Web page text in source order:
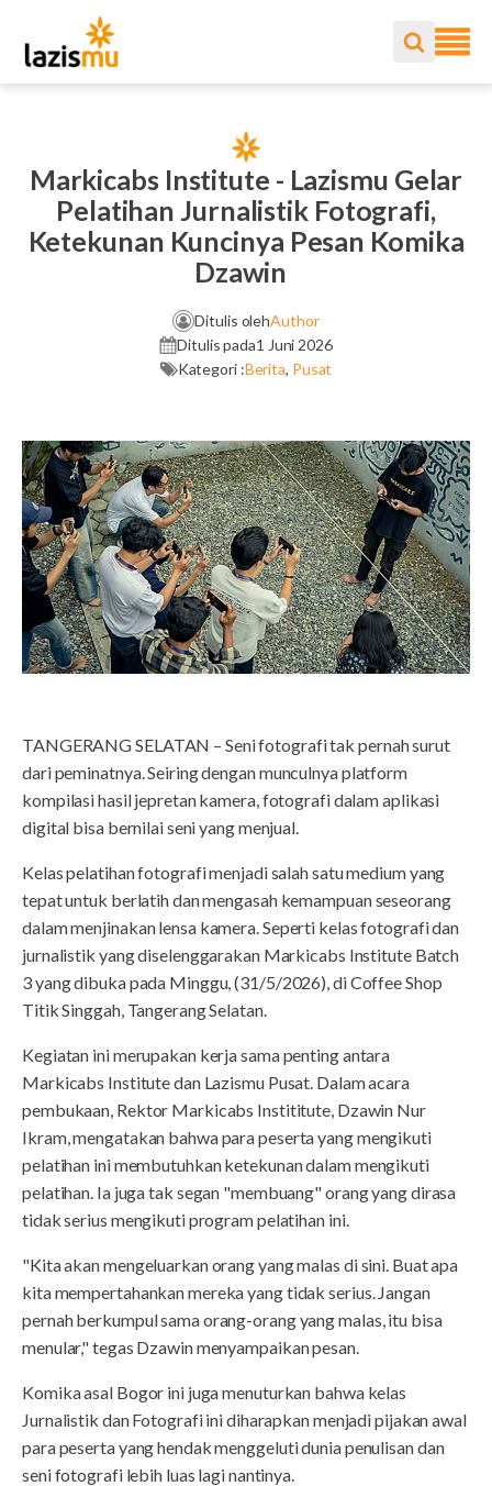
Markicabs Institute - Lazismu Gelar
Pelatihan Jurnalistik Fotografi,
Ketekunan Kuncinya Pesan Komika
Dzawin
Ditulis olehAuthor
Ditulis pada1 Juni 2026
Kategori :Berita, Pusat
TANGERANG SELATAN – Seni fotografi tak pernah surut
dari peminatnya. Seiring dengan munculnya platform
kompilasi hasil jepretan kamera, fotografi dalam aplikasi
digital bisa bernilai seni yang menjual.
Kelas pelatihan fotografi menjadi salah satu medium yang
tepat untuk berlatih dan mengasah kemampuan seseorang
dalam menjinakan lensa kamera. Seperti kelas fotografi dan
jurnalistik yang diselenggarakan Markicabs Institute Batch
3 yang dibuka pada Minggu, (31/5/2026), di Coffee Shop
Titik Singgah, Tangerang Selatan.
Kegiatan ini merupakan kerja sama penting antara
Markicabs Institute dan Lazismu Pusat. Dalam acara
pembukaan, Rektor Markicabs Instititute, Dzawin Nur
Ikram, mengatakan bahwa para peserta yang mengikuti
pelatihan ini membutuhkan ketekunan dalam mengikuti
pelatihan. Ia juga tak segan "membuang" orang yang dirasa
tidak serius mengikuti program pelatihan ini.
"Kita akan mengeluarkan orang yang malas di sini. Buat apa
kita mempertahankan mereka yang tidak serius. Jangan
pernah berkumpul sama orang-orang yang malas, itu bisa
menular," tegas Dzawin menyampaikan pesan.
Komika asal Bogor ini juga menuturkan bahwa kelas
Jurnalistik dan Fotografi ini diharapkan menjadi pijakan awal
para peserta yang hendak menggeluti dunia penulisan dan
seni fotografi lebih luas lagi nantinya.